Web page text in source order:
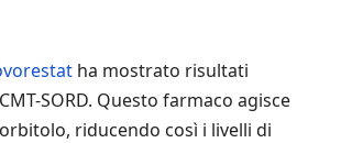
ha mostrato risultati
SORD. Questo farmaco agisce
riducendo così i livelli di